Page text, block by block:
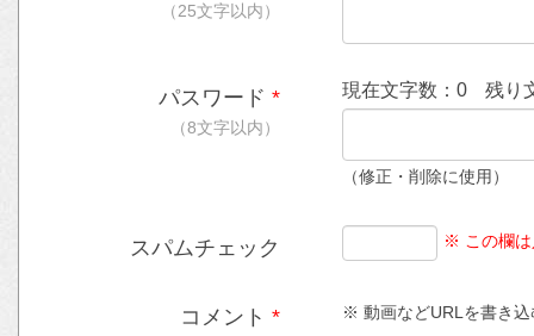
（25文字以内）
パスワード *
（8文字以内）
現在文字数：0 残り
（修正・削除に使用）
スパムチェック ※ この欄は
コメント * ※ 動画などURLを書き